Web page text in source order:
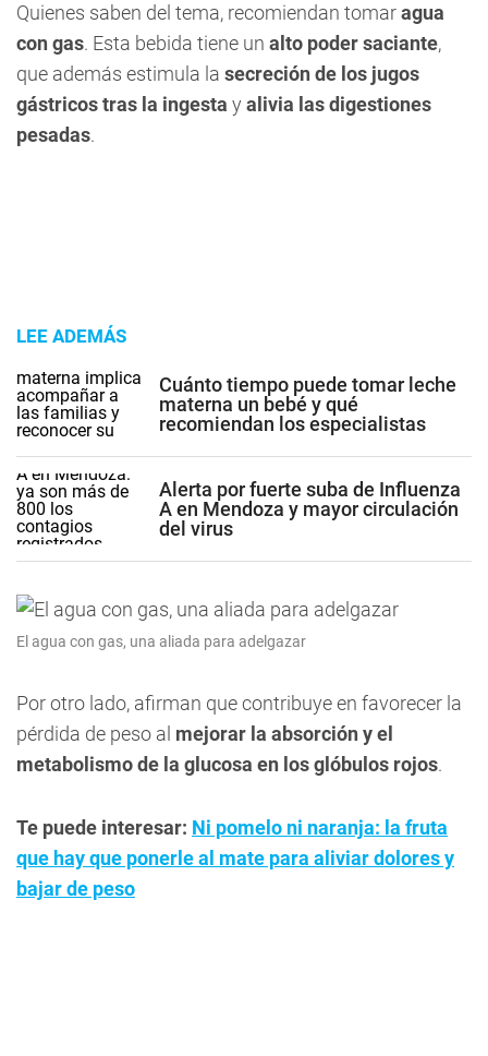
Quienes saben del tema, recomiendan tomaragua
con gas. Esta bebida tiene un alto poder saciante,
que además estimula la secreción de los jugos
gástricos tras la ingesta y alivia las digestiones
pesadas.
LEE ADEMÁS
Cuánto tiempo puede tomar leche
materna un bebé y qué
recomiendan los especialistas
Alerta por fuerte suba de Influenza
A en Mendoza y mayor circulación
del virus
El agua con gas, una aliada para adelgazar
Por otro lado, afirman que contribuye en favorecer la
pérdida de peso al mejorar la absorción y el
metabolismo de la glucosa en los glóbulos rojos.
Te puede interesar: Ni pomelo ni naranja: la fruta
que hay que ponerle al mate para aliviar dolores y
bajar de peso